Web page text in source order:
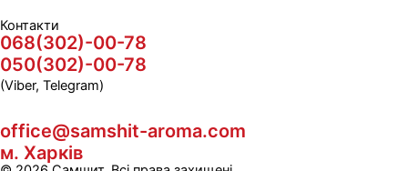
Контакти
068(302)-00-78
050(302)-00-78
(Viber, Telegram)
office@samshit-aroma.com
м. Харків